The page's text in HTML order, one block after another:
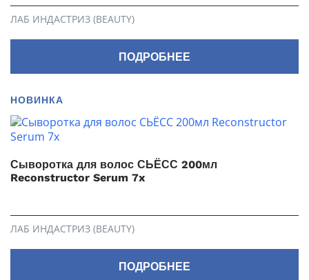
ЛАБ ИНДАСТРИЗ (BEAUTY)
ПОДРОБНЕЕ
НОВИНКА
Сыворотка для волос СЬЁСС 200мл
Reconstructor Serum 7x
ЛАБ ИНДАСТРИЗ (BEAUTY)
ПОДРОБНЕЕ